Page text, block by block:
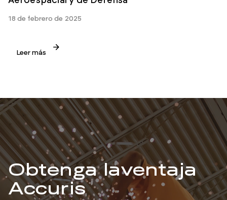
18 de febrero de 2025
Leer más
Obtenga laventaja
Accuris